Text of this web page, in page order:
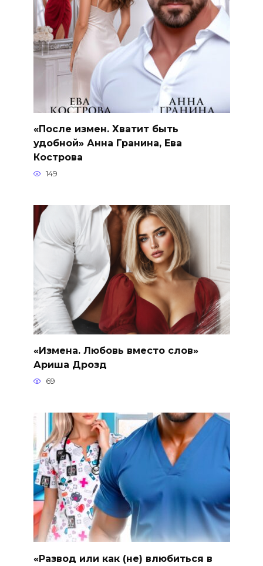
«После измен. Хватит быть
удобной» Анна Гранина, Ева
Кострова
149
«Измена. Любовь вместо слов»
Ариша Дрозд
69
«Развод или как (не) влюбиться в